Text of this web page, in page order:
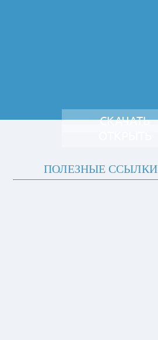
СКАЧАТЬ
ПОЛЕЗНЫЕ ССЫЛКИ